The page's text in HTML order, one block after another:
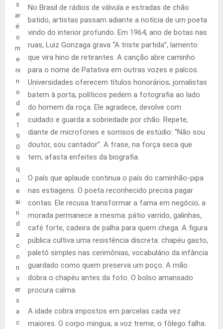
s
ar
é:
o
m
e
ni
n
o
d
e
1
9
0
9
q
u
e
ai
n
d
a
c
o
n
v
er
s
a
c
No Brasil de rádios de válvula e estradas de chão
batido, artistas passam adiante a notícia de um poeta
vindo do interior profundo. Em 1964, ano de botas nas
ruas, Luiz Gonzaga grava “A triste partida”, lamento
que vira hino de retirantes. A canção abre caminho
para o nome de Patativa em outras vozes e palcos.
Universidades oferecem títulos honorários; jornalistas
batem à porta; políticos pedem a fotografia ao lado
do homem da roça. Ele agradece, devolve com
cuidado e guarda a sobriedade por chão. Repete,
diante de microfones e sorrisos de estúdio: “Não sou
doutor, sou cantador”. A frase, na força seca que
tem, afasta enfeites da biografia.
O país que aplaude continua o país do caminhão-pipa
nas estiagens. O poeta reconhecido precisa pagar
contas. Ele recusa transformar a fama em negócio; a
morada permanece a mesma: pátio varrido, galinhas,
café forte, cadeira de palha para quem chega. A figura
pública cultiva uma resistência discreta: chapéu gasto,
paletó simples nas cerimônias, vocabulário da infância
guardado como quem preserva um poço. A mão
dobra o chapéu antes da foto. O bolso amansado
procura calma.
A idade cobra impostos em parcelas cada vez
maiores. O corpo mingua; a voz treme; o fôlego falha.